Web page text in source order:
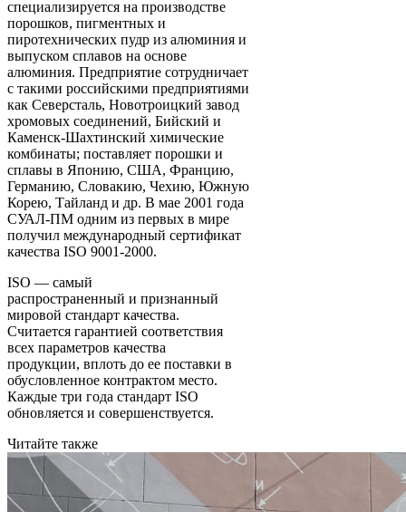
специализируется на производстве
порошков, пигментных и
пиротехнических пудр из алюминия и
выпуском сплавов на основе
алюминия. Предприятие сотрудничает
с такими российскими предприятиями
как Северсталь, Новотроицкий завод
хромовых соединений, Бийский и
Каменск-Шахтинский химические
комбинаты; поставляет порошки и
сплавы в Японию, США, Францию,
Германию, Словакию, Чехию, Южную
Корею, Тайланд и др. В мае 2001 года
СУАЛ-ПМ одним из первых в мире
получил международный сертификат
качества ISO 9001-2000.
ISO — самый
распространенный и признанный
мировой стандарт качества.
Считается гарантией соответствия
всех параметров качества
продукции, вплоть до ее поставки в
обусловленное контрактом место.
Каждые три года стандарт ISO
обновляется и совершенствуется.
Читайте также